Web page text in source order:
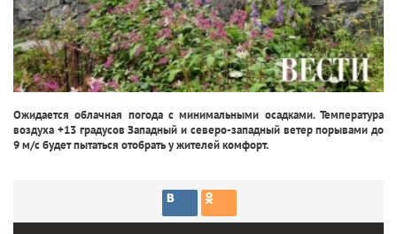
Ожидается облачная погода с минимальными осадками. Температура
воздуха +13 градусов Западный и северо-западный ветер порывами до
9 м/с будет пытаться отобрать у жителей комфорт.